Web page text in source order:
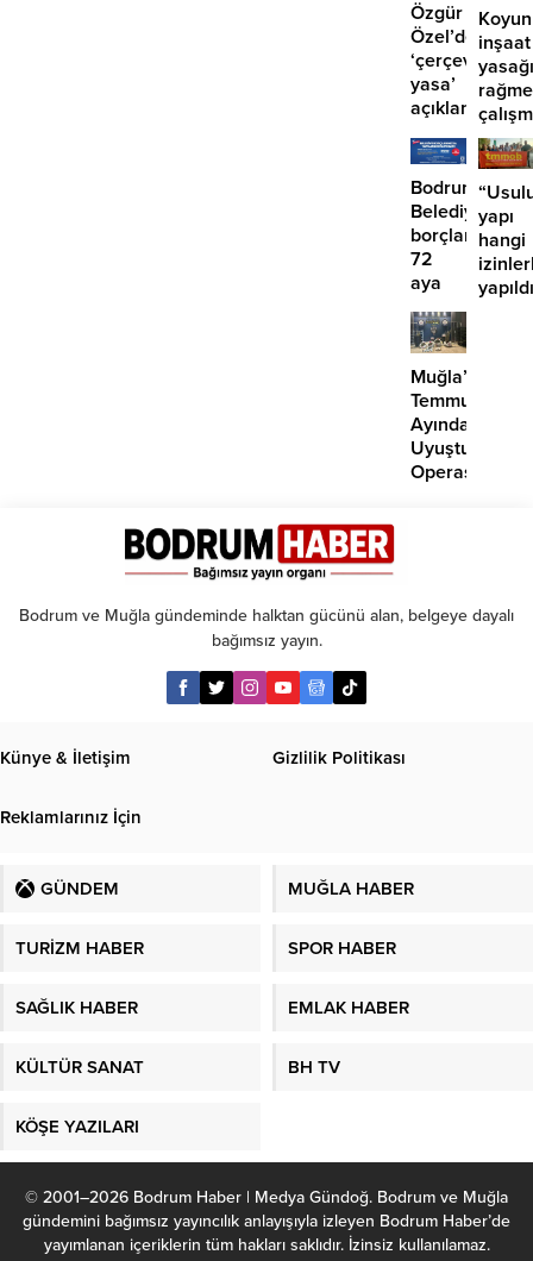
Özgür
Özel’den
‘çerçeve
yasa’
açıklaması:
‘İmza
atma
çabamız
yok’
inşaat
iddiası
Bodrum
borçlara
72
aya
kadar
taksit
yapı
hangi
Muğla’da
Temmuz
Ayında
Uyuşturucu
Operasyonu:
Bodrum ve Muğla gündeminde halktan gücünü alan, belgeye dayalı
bağımsız yayın.
Künye & İletişim Gizlilik Politikası
Reklamlarınız İçin
GÜNDEM MUĞLA HABER
TURİZM HABER SPOR HABER
SAĞLIK HABER EMLAK HABER
KÜLTÜR SANAT BH TV
KÖŞE YAZILARI
© 2001–2026 Bodrum Haber | Medya Gündoğ. Bodrum ve Muğla
gündemini bağımsız yayıncılık anlayışıyla izleyen Bodrum Haber’de
yayımlanan içeriklerin tüm hakları saklıdır. İzinsiz kullanılamaz.